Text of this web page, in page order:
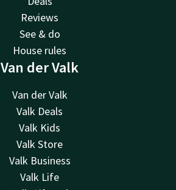
Reviews
See & do
House rules
Van der Valk
Van der Valk
Valk Deals
Valk Kids
Valk Store
Valk Business
Valk Life